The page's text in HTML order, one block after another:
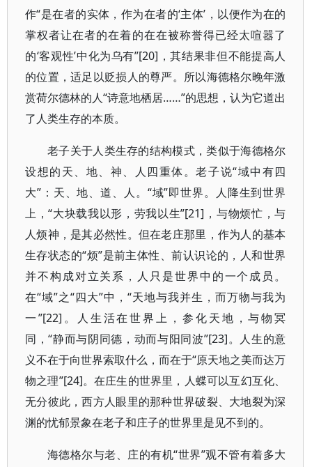
作“是在者的实体，作为在者的‘主体’，以便作为在的
掌权者让在者的在着的在在被称誉得已经太喧嚣了
的‘客观性’中化为乌有”[20]，其结果非但不能提高人
的位置，适足以贬损人的尊严。所以海德格尔晚年激
赏荷尔德林的人“诗意地栖居……”的思想，认为它道出
了人类生存的本质。
老子关于人类生存的结构模式，类似于海德格尔
设想的天、地、神、人四重体。老子说“域中有四
大”：天、地、道、人。“域”即世界。人降生到世界
上，“大块载我以形，劳我以生”[21]，与物烦忙，与
人烦神，是其必然性。但在老庄那里，作为人的基本
生存状态的“烦”是前主体性、前认识论的，人和世界
并不构成对立关系，人只是世界中的一个成员。
在“域”之“四大”中，“天地与我并生，而万物与我为
一”[22]。人生活在世界上，参化天地，与物冥
同，“静而与阴同德，动而与阳同波”[23]。人生的意
义不在于向世界索取什么，而在于“原天地之美而达万
物之理”[24]。在庄生的世界里，人蝶可以互幻互化、
无分彼此，西方人眼里的那种世界破裂、大地裂为深
渊的忧郁景象在老子和庄子的世界里是见不到的。
海德格尔与老、庄的有机“世界”观不管有着多大